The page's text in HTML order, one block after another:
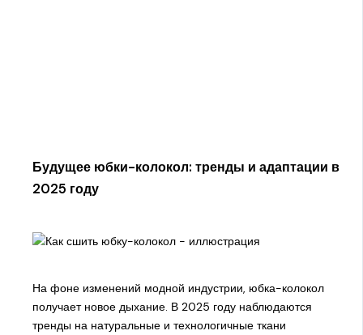
Будущее юбки-колокол: тренды и адаптации в
2025 году
На фоне изменений модной индустрии, юбка-колокол
получает новое дыхание. В 2025 году наблюдаются
тренды на натуральные и технологичные ткани